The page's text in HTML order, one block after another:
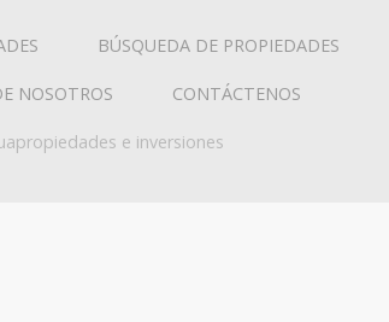
BÚSQUEDA DE PROPIEDADES
NOSOTROS CONTÁCTENOS
e inversiones